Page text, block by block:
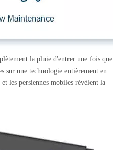
la pluie d'entrer une fois que
sur une technologie entièrement en
les persiennes mobiles révèlent la